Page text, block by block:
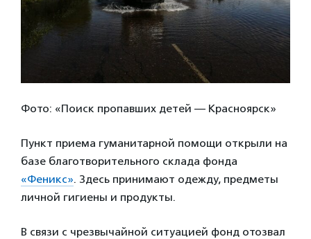
Фото: «Поиск пропавших детей — Красноярск»
Пункт приема гуманитарной помощи открыли на
базе благотворительного склада фонда
«Феникс». Здесь принимают одежду, предметы
личной гигиены и продукты.
В связи с чрезвычайной ситуацией фонд отозвал